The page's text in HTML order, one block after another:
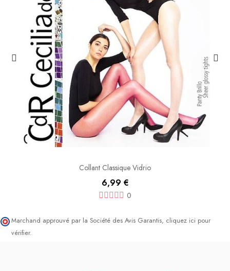
Collant Classique Vidrio
6,99 €
0
Marchand approuvé par la Société des Avis Garantis, cliquez ici pour
vérifier.